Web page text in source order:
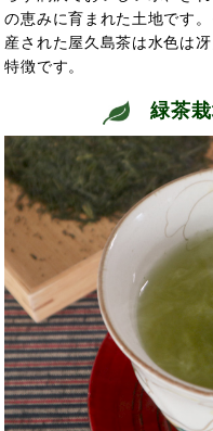
の恵みに育まれた土地です
産された屋久島茶は水色は
特徴です。
緑茶